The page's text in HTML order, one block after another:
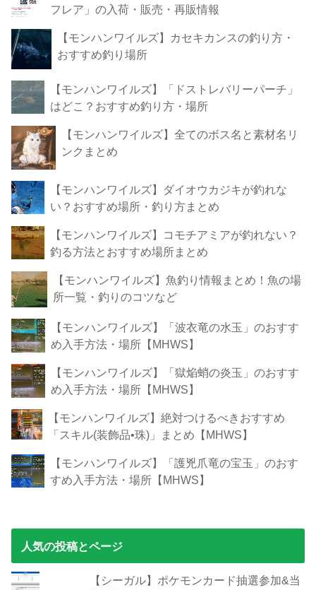
フレア」の入荷・販売・再販情報
【モンハンワイルズ】カセキカンスの釣り方・
おすすめ釣り場所
【モンハンワイルズ】「ドストレバリーパーチ」
はどこ？おすすめ釣り方・場所
【モンハンワイルズ】全てのボス名と素材名リ
ンクまとめ
【モンハンワイルズ】ダイオウカジキが釣れな
い？おすすめ場所・釣り方まとめ
【モンハンワイルズ】コモチアミアが釣れない？
釣る方法とおすすめ場所まとめ
【モンハンワイルズ】魚釣り情報まとめ！魚の場
所一覧・釣りのコツなど
【モンハンワイルズ】「波衣竜の水玉」のおすす
め入手方法・場所【MHWS】
【モンハンワイルズ】「獄焔蛸の炎玉」のおすす
め入手方法・場所【MHWS】
【モンハンワイルズ】絶対つけるべきおすすめ
「スキル(装飾品•珠)」まとめ【MHWS】
【モンハンワイルズ】「護兇爪竜の宝玉」のおす
すめ入手方法・場所【MHWS】
人気の投稿とページ
【シーガル】ポケモンカード抽選参加&当